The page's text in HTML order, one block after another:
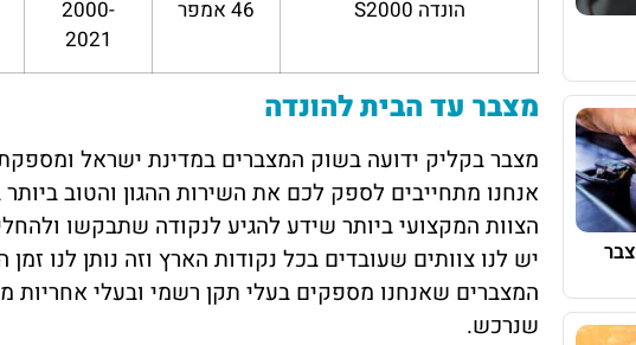
הונדה S2000 46 אמפר
2000-
2021
מצבר עד הבית להונדה
מצבר בקליק ידועה בשוק המצברים במדינת ישראל
הצוות המקצועי ביותר שידע להגיע לנקודה שתבקשו
יש לנו צוותים שעובדים בכל נקודות הארץ וזה נותן לנו
המצברים שאנחנו מספקים בעלי תקן רשמי ובעלי
שנרכש.